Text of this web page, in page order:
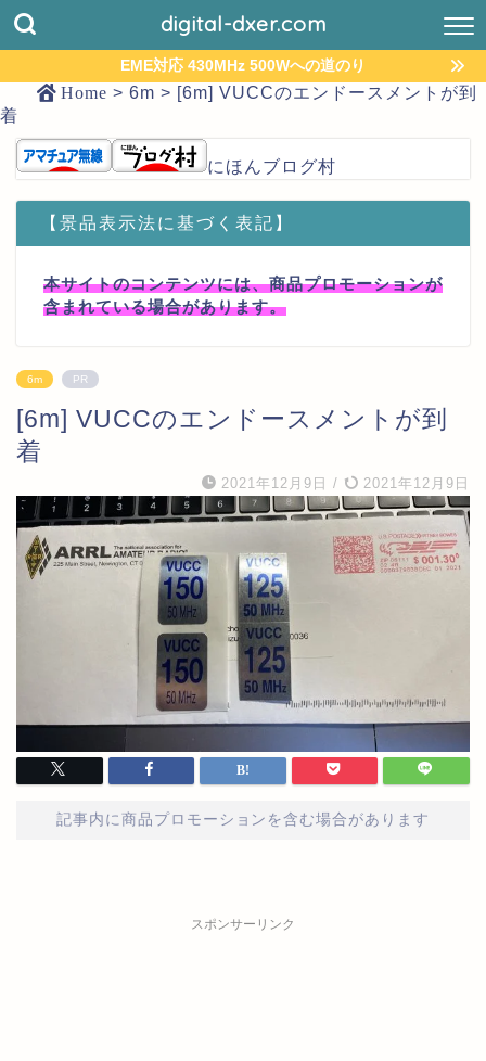
digital-dxer.com
EME対応 430MHz 500Wへの道のり
Home > 6m > [6m] VUCCのエンドースメントが到
着
にほんブログ村
【景品表示法に基づく表記】
本サイトのコンテンツには、商品プロモーションが
含まれている場合があります。
6m PR
[6m] VUCCのエンドースメントが到
着
2021年12月9日 / 2021年12月9日
記事内に商品プロモーションを含む場合があります
スポンサーリンク